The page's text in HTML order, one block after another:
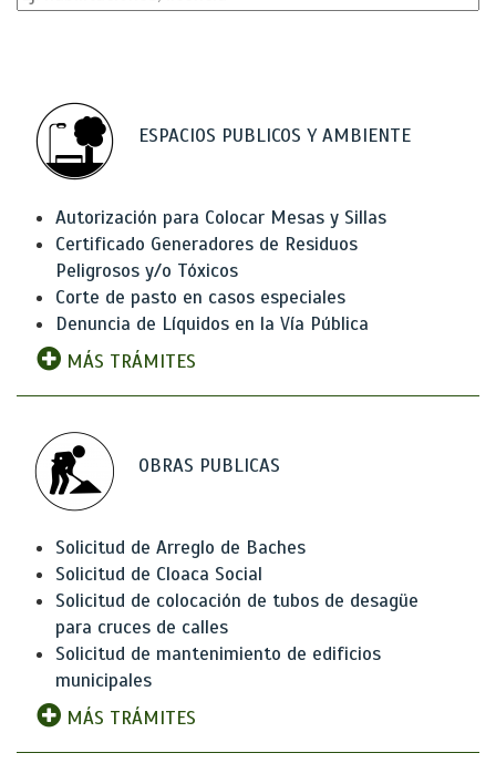
ESPACIOS PUBLICOS Y AMBIENTE
Autorización para Colocar Mesas y Sillas
Certificado Generadores de Residuos
Peligrosos y/o Tóxicos
Corte de pasto en casos especiales
Denuncia de Líquidos en la Vía Pública
MÁS TRÁMITES
OBRAS PUBLICAS
Solicitud de Arreglo de Baches
Solicitud de Cloaca Social
Solicitud de colocación de tubos de desagüe
para cruces de calles
Solicitud de mantenimiento de edificios
municipales
MÁS TRÁMITES